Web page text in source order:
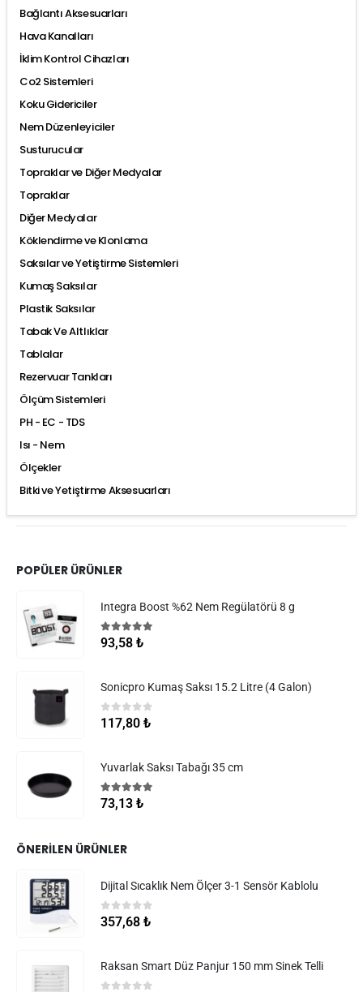
Bağlantı Aksesuarları
Hava Kanalları
İklim Kontrol Cihazları
Co2 Sistemleri
Koku Gidericiler
Nem Düzenleyiciler
Susturucular
Topraklar ve Diğer Medyalar
Topraklar
Diğer Medyalar
Köklendirme ve Klonlama
Saksılar ve Yetiştirme Sistemleri
Kumaş Saksılar
Plastik Saksılar
Tabak Ve Altlıklar
Tablalar
Rezervuar Tankları
Ölçüm Sistemleri
PH - EC - TDS
Isı - Nem
Ölçekler
Bitki ve Yetiştirme Aksesuarları
POPÜLER ÜRÜNLER
Integra Boost %62 Nem Regülatörü 8 g
5.005 üzerinden
93,58 ₺
Sonicpro Kumaş Saksı 15.2 Litre (4 Galon)
0 5 üzerinden
117,80 ₺
Yuvarlak Saksı Tabağı 35 cm
5.005 üzerinden
73,13 ₺
ÖNERILEN ÜRÜNLER
Dijital Sıcaklık Nem Ölçer 3-1 Sensör Kablolu
05 üzerinden
357,68 ₺
Raksan Smart Düz Panjur 150 mm Sinek Telli